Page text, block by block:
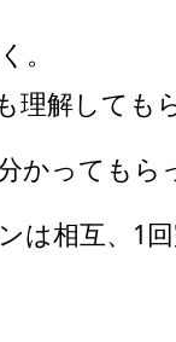
。
理解して
かっても
は相互、1